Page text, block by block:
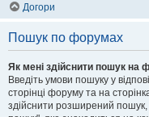
Догори
Пошук по форумах
Як мені здійснити пошук на
Введіть умови пошуку у
сторінці форуму та на
здійснити розширений